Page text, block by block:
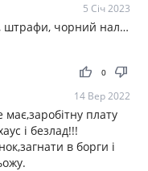
5 Січ 2023
штрафи, чорний нал…
thumb_up thumb_down
0
14 Вер 2022
плату
і безлад!!!
в борги і